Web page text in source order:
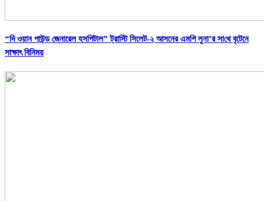
“দি ওয়ান পাউন্ড জেনারেল হসপিটাল” ট্রাস্টি সিলেট-২ আসনের এমপি লুনা’র সা‌থে বৃটেনে
সাক্ষাৎ বিনিময়